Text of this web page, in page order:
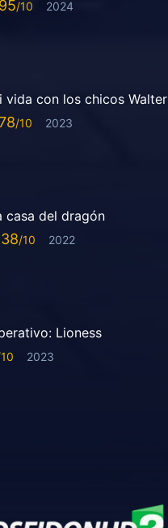
2024
vida con los chicos Walter
2023
casa del dragón
2022
Lioness
2023